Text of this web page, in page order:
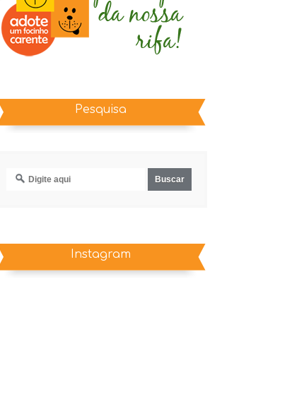
Pesquisa
Instagram